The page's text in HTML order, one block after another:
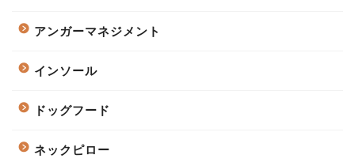
アンガーマネジメント
インソール
ドッグフード
ネックピロー